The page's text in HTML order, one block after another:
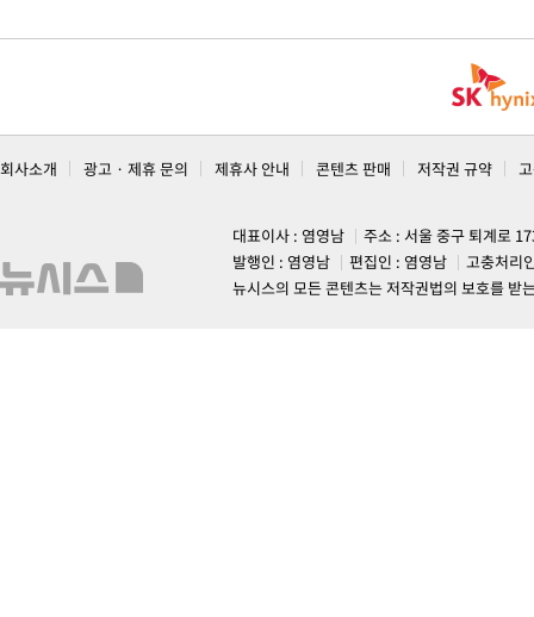
회사소개 광고 · 제휴 문의 제휴사 안내 콘텐츠 판매 저작권 규약
대표이사 : 염영남
주소 : 서울 중구 퇴계로
발행인 : 염영남
편집인 : 염영남
고충처리
뉴시스의 모든 콘텐츠는 저작권법의 보호를